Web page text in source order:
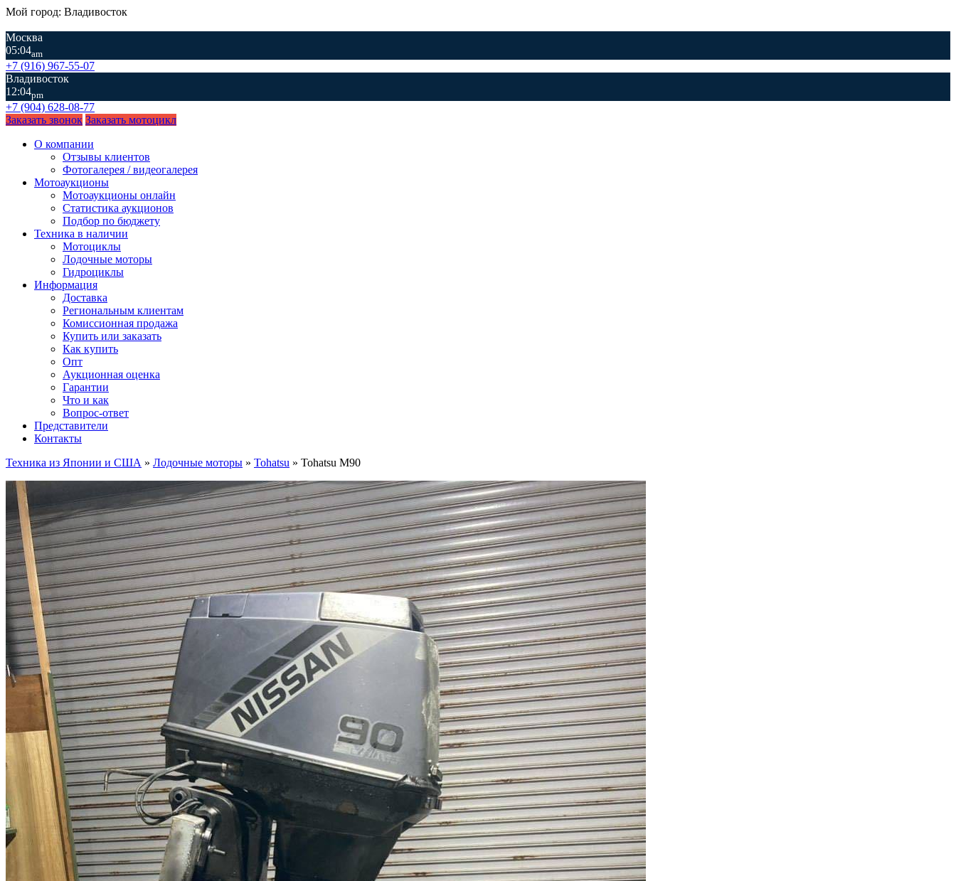
Мой город: Владивосток
Москва
05:04am
+7 (916) 967-55-07
Владивосток
12:04pm
+7 (904) 628-08-77
Заказать звонок Заказать мотоцикл
О компании
Отзывы клиентов
Фотогалерея / видеогалерея
Мотоаукционы
Мотоаукционы онлайн
Статистика аукционов
Подбор по бюджету
Техника в наличии
Мотоциклы
Лодочные моторы
Гидроциклы
Информация
Доставка
Региональным клиентам
Комиссионная продажа
Купить или заказать
Как купить
Опт
Аукционная оценка
Гарантии
Что и как
Вопрос-ответ
Представители
Контакты
Техника из Японии и США » Лодочные моторы » Tohatsu » Tohatsu M90